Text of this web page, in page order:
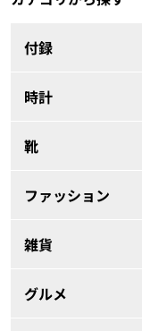
付録
時計
靴
ファッション
雑貨
グルメ